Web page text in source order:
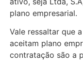
plano empresarial.
Vale ressaltar que
aceitam plano
contratação são a